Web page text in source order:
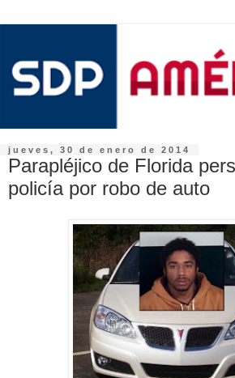
jueves, 30 de enero de 2014
Parapléjico de Florida
policía por robo de auto